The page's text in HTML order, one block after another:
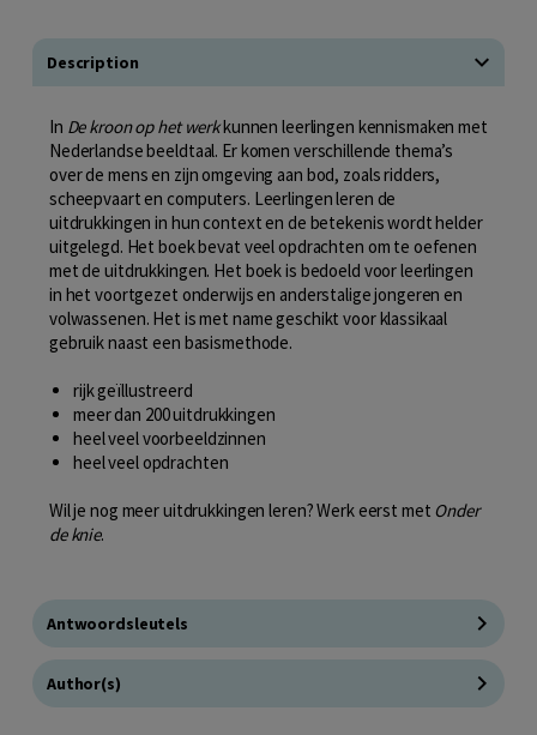
Description
In De kroon op het werkkunnen leerlingen kennismaken met
Nederlandse beeldtaal. Er komen verschillende thema’s
over de mens en zijn omgeving aan bod, zoals ridders,
scheepvaart en computers. Leerlingen leren de
uitdrukkingen in hun context en de betekenis wordt helder
uitgelegd. Het boek bevat veel opdrachten om te oefenen
met de uitdrukkingen. Het boek is bedoeld voor leerlingen
in het voortgezet onderwijs en anderstalige jongeren en
volwassenen. Het is met name geschikt voor klassikaal
gebruik naast een basismethode.
rijk geïllustreerd
meer dan 200 uitdrukkingen
heel veel voorbeeldzinnen
heel veel opdrachten
Wil je nog meer uitdrukkingen leren? Werk eerst met Onder
de knie.
Antwoordsleutels
Author(s)